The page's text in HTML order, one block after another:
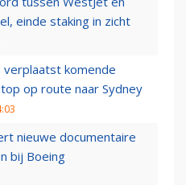
einde staking in zicht
verplaatst komende
op route naar Sydney
nieuwe documentaire
bij Boeing